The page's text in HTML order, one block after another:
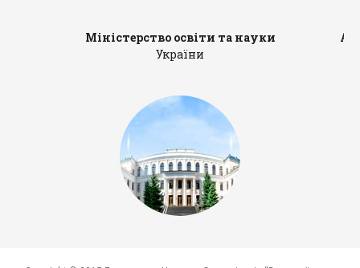
Міністерство освіти та науки
України